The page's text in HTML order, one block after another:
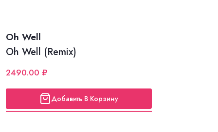
Oh Well
Oh Well (Remix)
2490.00 ₽
Добавить В Корзину